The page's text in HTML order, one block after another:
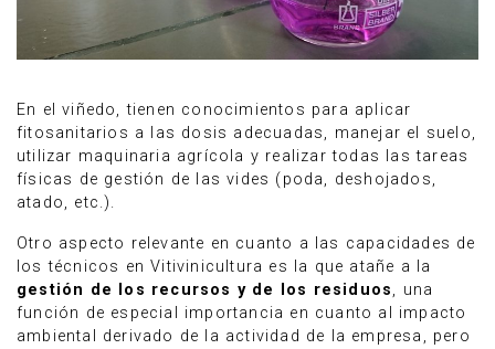
En el viñedo, tienen conocimientos para aplicar
fitosanitarios a las dosis adecuadas, manejar el suelo,
utilizar maquinaria agrícola y realizar todas las tareas
físicas de gestión de las vides (poda, deshojados,
atado, etc.).
Otro aspecto relevante en cuanto a las capacidades de
los técnicos en Vitivinicultura es la que atañe a la
gestión de los recursos y de los residuos, una
función de especial importancia en cuanto al impacto
ambiental derivado de la actividad de la empresa, pero